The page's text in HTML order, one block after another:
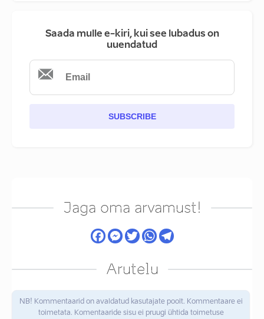
Saada mulle e-kiri, kui see lubadus on
uuendatud
SUBSCRIBE
Jaga oma arvamust!
Arutelu
NB! Kommentaarid on avaldatud kasutajate poolt. Kommentaare ei
toimetata. Komentaaride sisu ei pruugi ühtida toimetuse